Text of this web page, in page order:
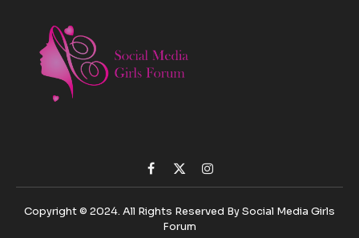
Facebook
X
(Twitter)
Instagram
Copyright © 2024. All Rights Reserved By Social Media Girls
Forum